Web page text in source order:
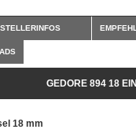
GEDORE 894 18
18 mm